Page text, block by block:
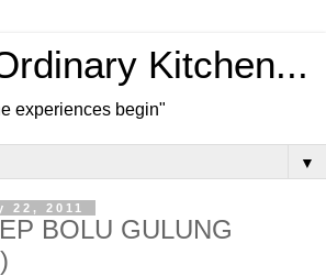
Kitchen...
experiences begin"
▼
22, 2011
BOLU GULUNG